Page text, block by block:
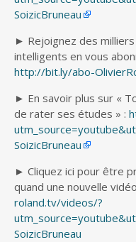
SoizicBruneau
► Rejoignez des
intelligents en vous
http://bit.ly/abo-
► En savoir plus sur «
de rater ses études » :
SoizicBruneau
► Cliquez ici pour être
quand une nouvelle
roland.tv/videos/?
SoizicBruneau